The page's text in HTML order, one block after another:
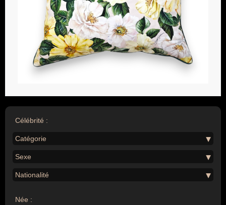
Célébrité :
Catégorie
Sexe
Nationalité
Née :